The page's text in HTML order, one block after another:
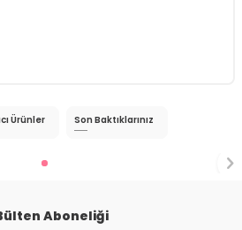
Ürünler Son Baktıklarınız
Aboneliği